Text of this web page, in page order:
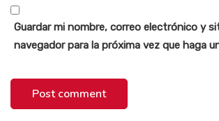
Guardar mi nombre, correo electrónico y
navegador para la próxima vez que haga